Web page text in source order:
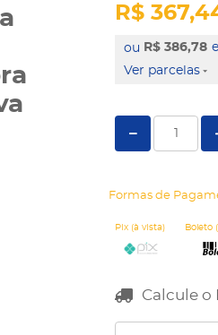
R$ 386,78
R$
Ver parcelas
Formas de
Calcule o